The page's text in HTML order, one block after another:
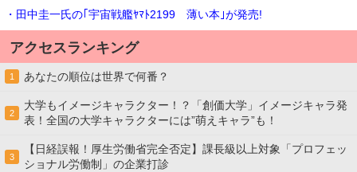
・田中圭一氏の｢宇宙戦艦ﾔﾏﾄ2199 薄い本｣が発売!
アクセスランキング
1 あなたの順位は世界で何番？
2
大学もイメージキャラクター！？「創価大学」イメージキャラ発
表！全国の大学キャラクターには”萌えキャラ”も！
3
【日経誤報！厚生労働省完全否定】課長級以上対象「プロフェッ
ショナル労働制」の企業打診